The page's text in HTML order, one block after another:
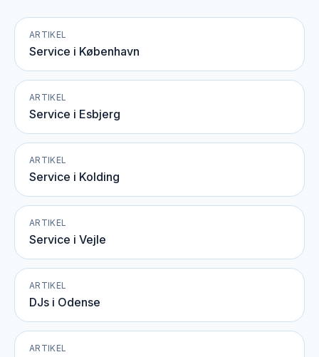
ARTIKEL
Service i København
ARTIKEL
Service i Esbjerg
ARTIKEL
Service i Kolding
ARTIKEL
Service i Vejle
ARTIKEL
DJs i Odense
ARTIKEL